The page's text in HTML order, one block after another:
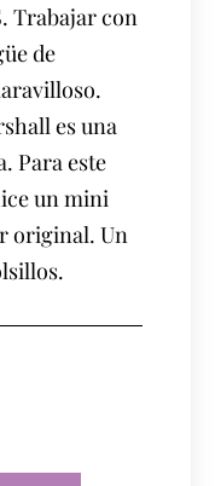
Trabajar con
de
es una
Para este
un mini
original. Un